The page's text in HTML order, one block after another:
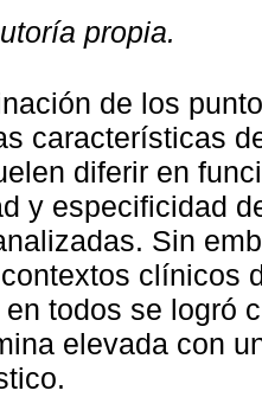
propia.
de los
características
diferir en
y especificidad
Sin
clínicos
todos se logró
elevada con